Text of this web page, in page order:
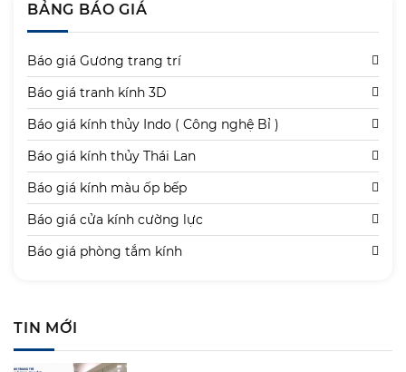
BẢNG BÁO GIÁ
Báo giá Gương trang trí
Báo giá tranh kính 3D
Báo giá kính thủy Indo ( Công nghệ Bỉ )
Báo giá kính thủy Thái Lan
Báo giá kính màu ốp bếp
Báo giá cửa kính cường lực
Báo giá phòng tắm kính
TIN MỚI